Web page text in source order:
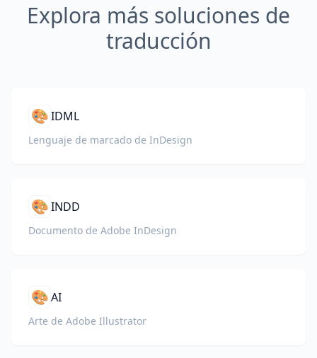
Explora más soluciones de
traducción
🎨IDML
Lenguaje de marcado de InDesign
🎨INDD
Documento de Adobe InDesign
🎨AI
Arte de Adobe Illustrator